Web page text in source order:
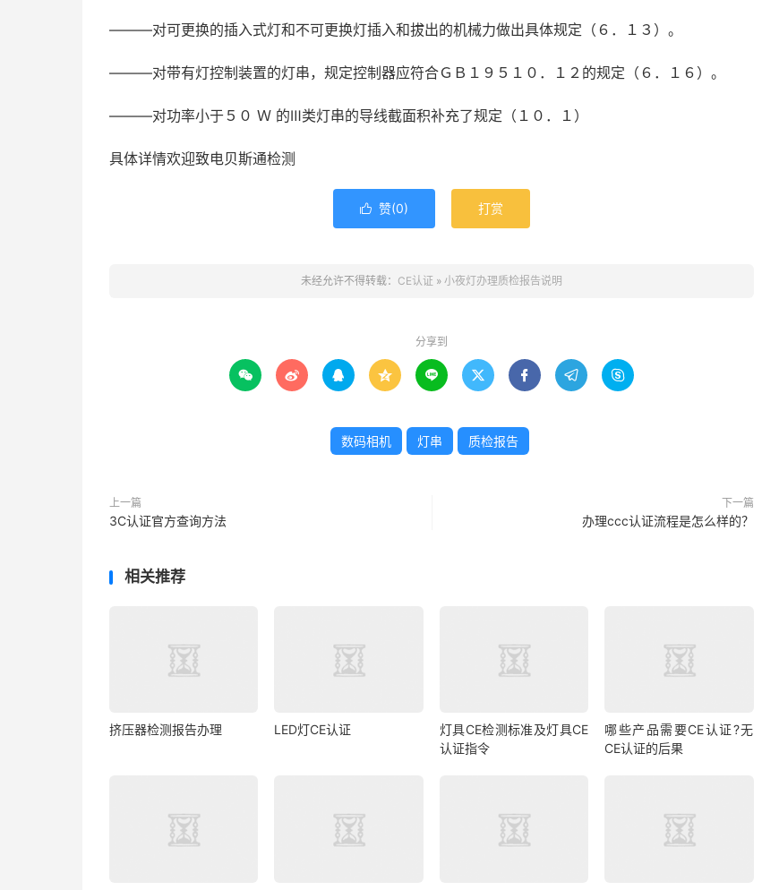
———对可更换的插入式灯和不可更换灯插入和拔出的机械力做出具体规定（６．１３）。
———对带有灯控制装置的灯串，规定控制器应符合ＧＢ１９５１０．１２的规定（６．１６）。
———对功率小于５０ Ｗ 的Ⅲ类灯串的导线截面积补充了规定（１０．１）
具体详情欢迎致电贝斯通检测
 赞(0) 打赏
未经允许不得转载： CE认证 » 小夜灯办理质检报告说明
分享到
        
数码相机 灯串 质检报告
上一篇
3C认证官方查询方法
下一篇
办理ccc认证流程是怎么样的？
相关推荐
挤压器检测报告办理 LED灯CE认证
灯具CE检测标准及灯具CE
认证指令
哪些产品需要CE认证?无
CE认证的后果